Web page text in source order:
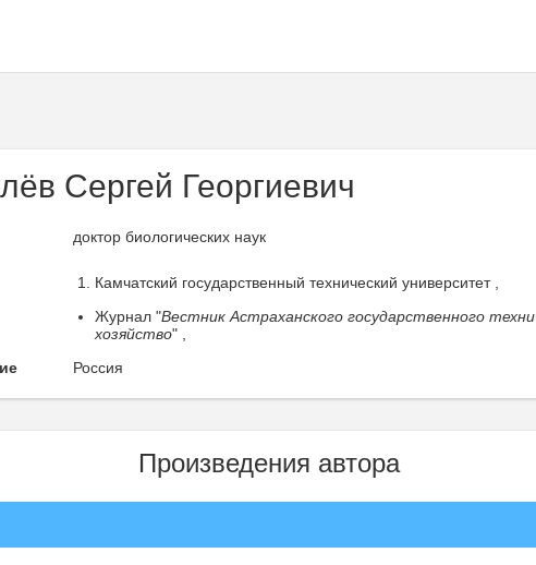
Сергей Георгиевич
доктор биологических наук
Камчатский государственный технический университет ,
Журнал "Вестник Астраханского государственного
хозяйство" ,
Россия
Произведения автора